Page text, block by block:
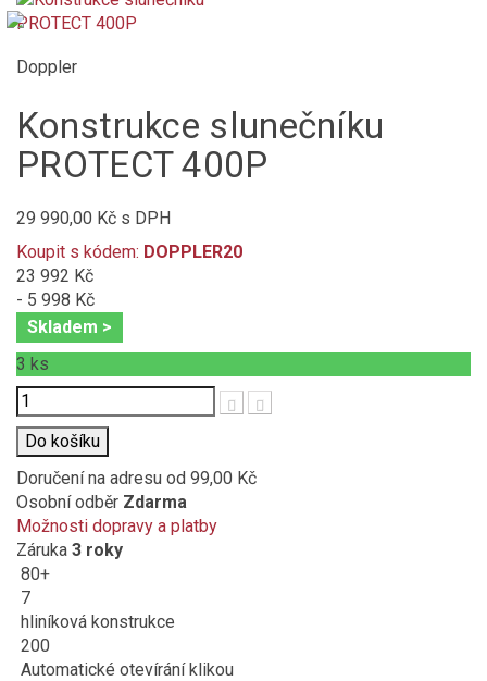
Doppler
Konstrukce slunečníku
PROTECT 400P
29 990,00 Kč s DPH
Koupit s kódem: DOPPLER20
23 992 Kč
- 5 998 Kč
Skladem >
3 ks
Počet
Do košíku
Doručení na adresu od 99,00 Kč
Osobní odběr Zdarma
Možnosti dopravy a platby
Záruka 3 roky
80+
7
hliníková konstrukce
200
Automatické otevírání klikou